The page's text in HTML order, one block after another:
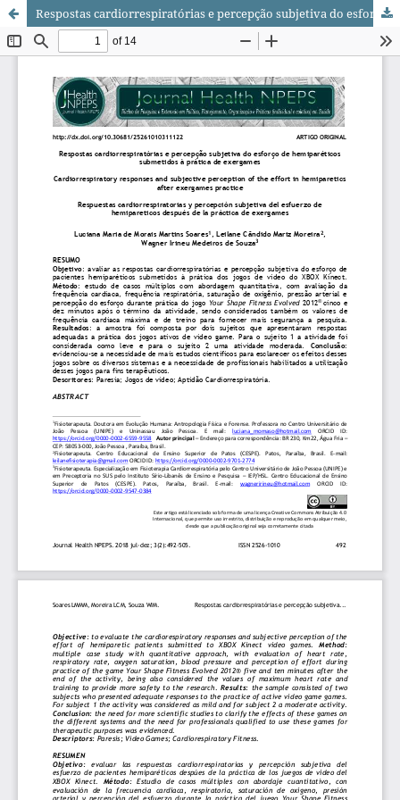
Respostas cardiorrespiratórias e percepção subjetiva do esforço de hemiparéticos submetidos à prática de exergames/ Cardiorrespiratory responses and subjective perception of the effort in hemiparetics after exergames practice/ Respuestas...